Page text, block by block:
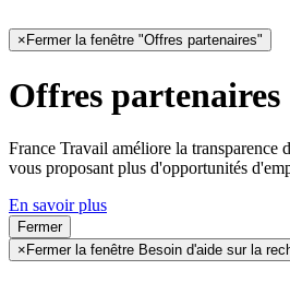
× Fermer la fenêtre "Offres partenaires"
Offres partenaires
France Travail améliore la transparence
vous proposant plus d'opportunités
En savoir plus
Fermer
× Fermer la fenêtre Besoin d'aide sur la